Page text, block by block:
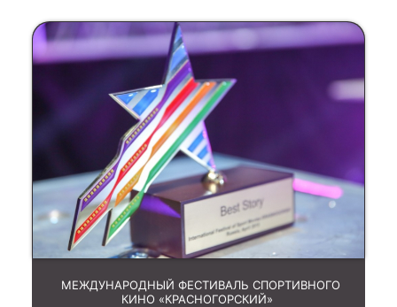
МЕЖДУНАРОДНЫЙ ФЕСТИВАЛЬ СПОРТИВНОГО
КИНО «КРАСНОГОРСКИЙ»